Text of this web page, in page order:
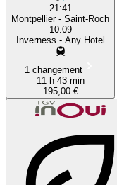
21:41
Montpellier - Saint-Roch
10:09
Inverness - Any Hotel
1 changement
11 h 43 min
195,00 €